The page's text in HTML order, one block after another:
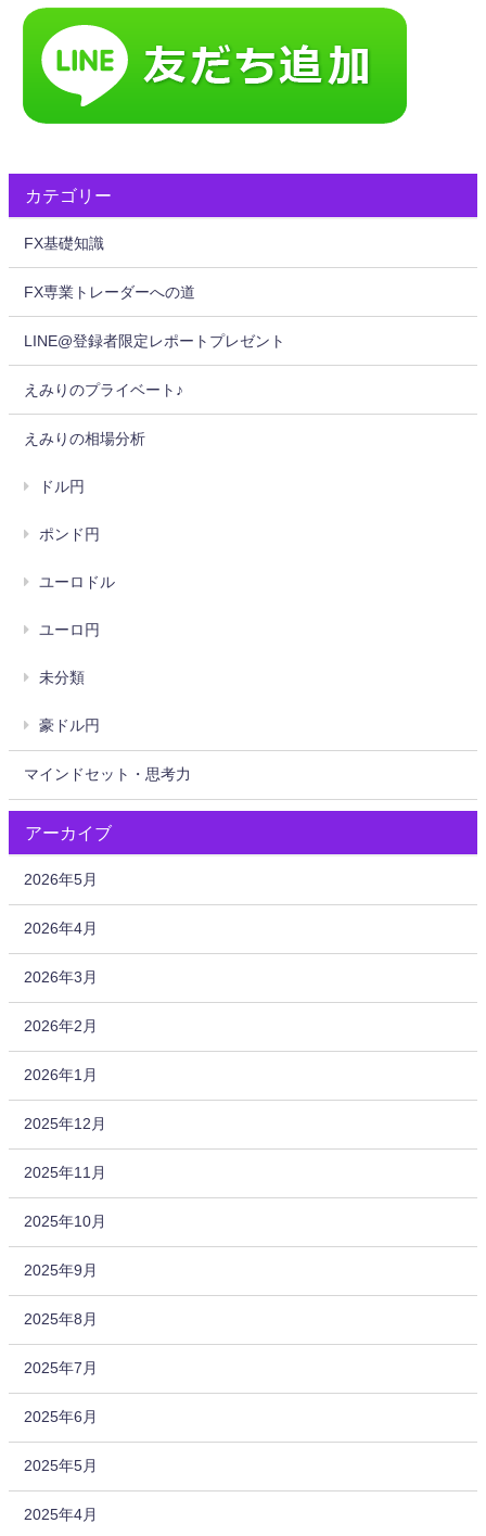
カテゴリー
FX基礎知識
FX専業トレーダーへの道
LINE@登録者限定レポートプレゼント
えみりのプライベート♪
えみりの相場分析
ドル円
ポンド円
ユーロドル
ユーロ円
未分類
豪ドル円
マインドセット・思考力
アーカイブ
2026年5月
2026年4月
2026年3月
2026年2月
2026年1月
2025年12月
2025年11月
2025年10月
2025年9月
2025年8月
2025年7月
2025年6月
2025年5月
2025年4月